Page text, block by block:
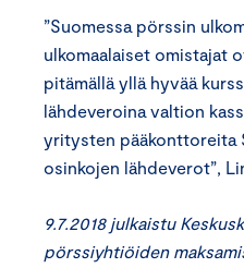
”Suomessa pörssin
ulkomaalaiset omistajat
pitämällä yllä hyvää
lähdeveroina valtion
yritysten pääkonttoreita
osinkojen lähdeverot”,
9.7.2018 julkaistu
pörssiyhtiöiden